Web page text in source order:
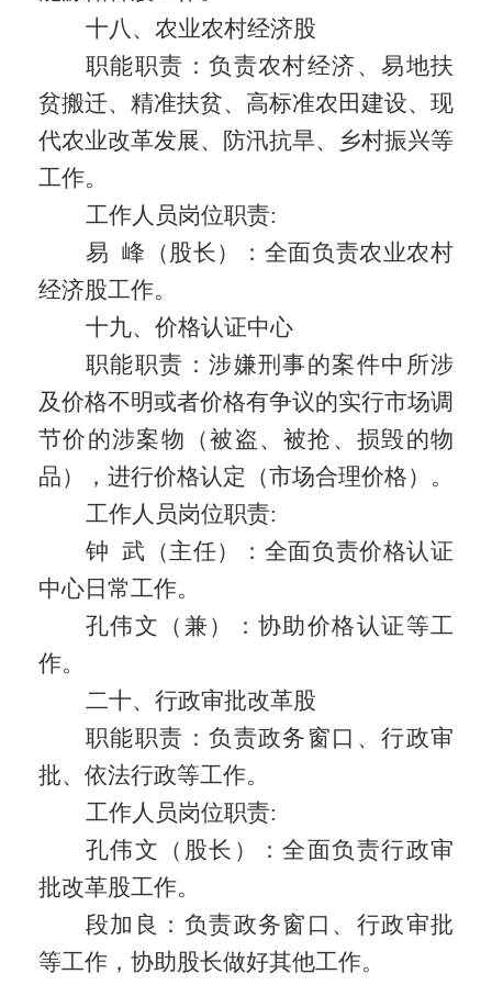
十八、农业农村经济股
职能职责：负责农村经济、易地扶
贫搬迁、精准扶贫、高标准农田建设、现
代农业改革发展、防汛抗旱、乡村振兴等
工作。
工作人员岗位职责:
易 峰（股长）：全面负责农业农村
经济股工作。
十九、价格认证中心
职能职责：涉嫌刑事的案件中所涉
及价格不明或者价格有争议的实行市场调
节价的涉案物（被盗、被抢、损毁的物
品），进行价格认定（市场合理价格）。
工作人员岗位职责:
钟 武（主任）：全面负责价格认证
中心日常工作。
孔伟文（兼）：协助价格认证等工
作。
二十、行政审批改革股
职能职责：负责政务窗口、行政审
批、依法行政等工作。
工作人员岗位职责:
孔伟文（股长）：全面负责行政审
批改革股工作。
段加良：负责政务窗口、行政审批
等工作，协助股长做好其他工作。